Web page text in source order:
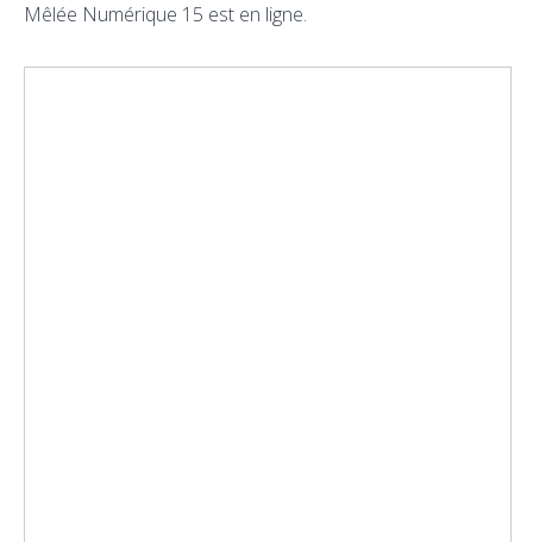
Mêlée Numérique 15 est en ligne.